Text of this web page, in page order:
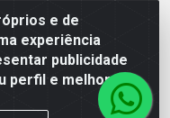
e de
experiência
publicidade
perfil e melhorar a
LTDA - Rodovia BR,
Jardim Eldorado,
10.912.900/0002-40